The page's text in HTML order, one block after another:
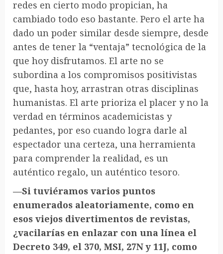
redes en cierto modo propician, ha
cambiado todo eso bastante. Pero el arte ha
dado un poder similar desde siempre, desde
antes de tener la “ventaja” tecnológica de la
que hoy disfrutamos. El arte no se
subordina a los compromisos positivistas
que, hasta hoy, arrastran otras disciplinas
humanistas. El arte prioriza el placer y no la
verdad en términos academicistas y
pedantes, por eso cuando logra darle al
espectador una certeza, una herramienta
para comprender la realidad, es un
auténtico regalo, un auténtico tesoro.
—Si tuviéramos varios puntos
enumerados aleatoriamente, como en
esos viejos divertimentos de revistas,
¿vacilarías en enlazar con una línea el
Decreto 349, el 370, MSI, 27N y 11J, como